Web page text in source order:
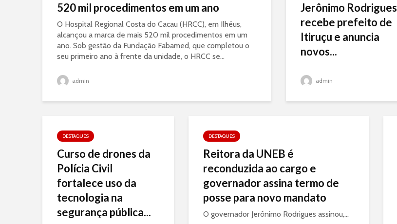
520 mil procedimentos em um ano
O Hospital Regional Costa do Cacau (HRCC), em Ilhéus,
alcançou a marca de mais 520 mil procedimentos em um
ano. Sob gestão da Fundação Fabamed, que completou o
seu primeiro ano à frente da unidade, o HRCC se...
admin
Jerônimo Rodrigues
recebe prefeito de
Itiruçu e anuncia
novos...
admin
DESTAQUES
Curso de drones da
Polícia Civil
fortalece uso da
tecnologia na
segurança pública...
DESTAQUES
Reitora da UNEB é
reconduzida ao cargo e
governador assina termo de
posse para novo mandato
O governador Jerônimo Rodrigues assinou,...